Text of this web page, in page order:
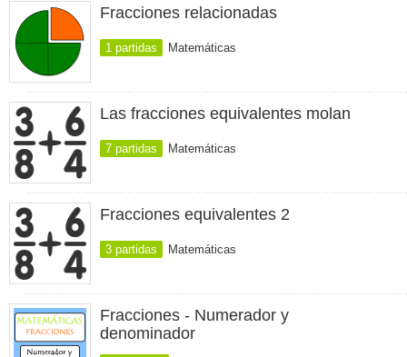
Fracciones relacionadas
1 partidas Matemáticas
Las fracciones equivalentes molan
7 partidas Matemáticas
Fracciones equivalentes 2
3 partidas Matemáticas
Fracciones - Numerador y
denominador